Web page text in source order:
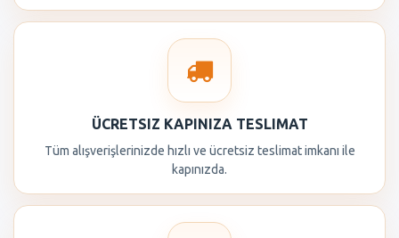
ÜCRETSIZ KAPINIZA TESLIMAT
Tüm alışverişlerinizde hızlı ve ücretsiz teslimat imkanı ile
kapınızda.